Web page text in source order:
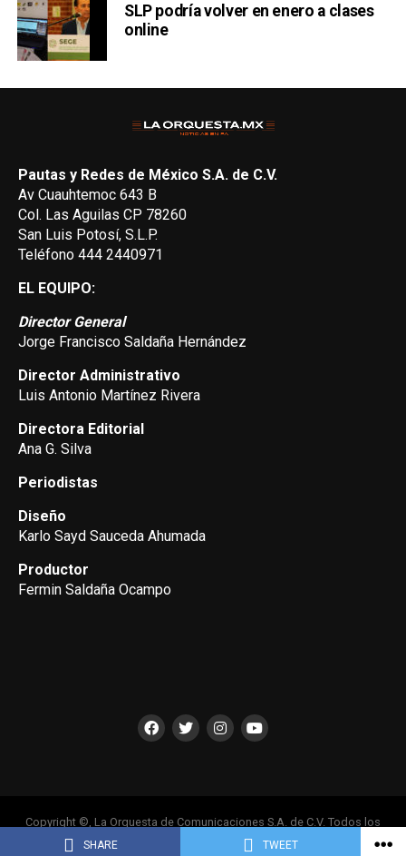
SHARE TWEET
SLP podría volver en enero a clases
online
Pautas y Redes de México S.A. de C.V.
Av Cuauhtemoc 643 B
Col. Las Aguilas CP 78260
San Luis Potosí, S.L.P.
Teléfono 444 2440971
EL EQUIPO:
Director General
Jorge Francisco Saldaña Hernández
Director Administrativo
Luis Antonio Martínez Rivera
Directora Editorial
Ana G. Silva
Periodistas
Diseño
Karlo Sayd Sauceda Ahumada
Productor
Fermin Saldaña Ocampo
Copyright ©, La Orquesta de Comunicaciones S.A. de C.V. Todos los
Derechos Reservados